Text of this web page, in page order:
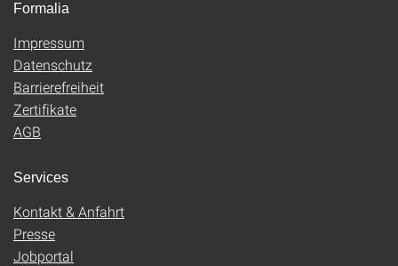
Formalia
Impressum
Datenschutz
Barrierefreiheit
Zertifikate
AGB
Services
Kontakt & Anfahrt
Presse
Jobportal